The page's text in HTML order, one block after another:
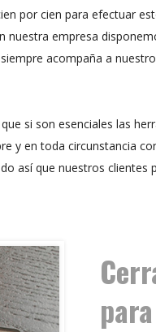
por cien para efectuar
empresa
acompaña a
si son esenciales las
y en toda circunstancia
así que nuestros